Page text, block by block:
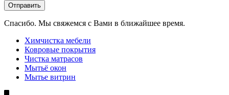
Отправить
Спасибо. Мы свяжемся с Вами в ближайшее время.
Химчистка мебели
Ковровые покрытия
Чистка матрасов
Мытьё окон
Мытье витрин